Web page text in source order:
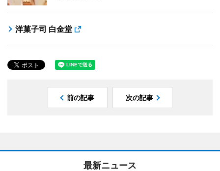
洋菓子司 白金堂
前の記事 次の記事
最新ニュース